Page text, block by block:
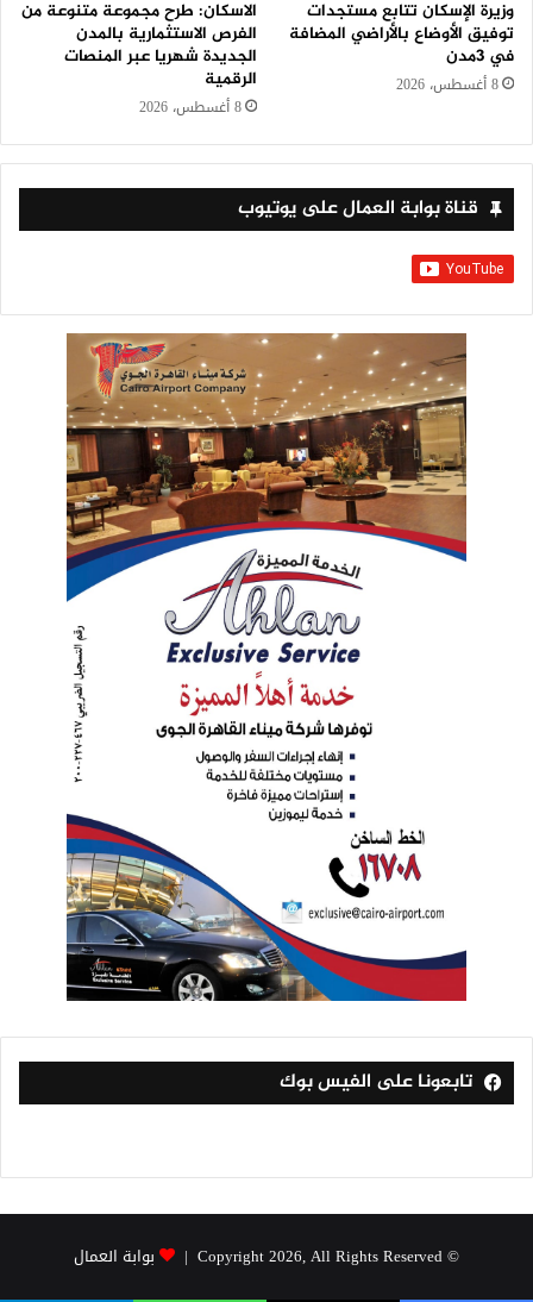
وزيرة الإسكان تتابع مستجدات
توفيق الأوضاع بالأراضي المضافة
في 3مدن
8 أغسطس، 2026
الاسكان: طرح مجموعة متنوعة من
الفرص الاستثمارية بالمدن
الجديدة شهريا عبر المنصات
الرقمية
8 أغسطس، 2026
قناة بوابة العمال على يوتيوب
تابعونا على الفيس بوك
© Copyright 2026, All Rights Reserved | بوابة العمال